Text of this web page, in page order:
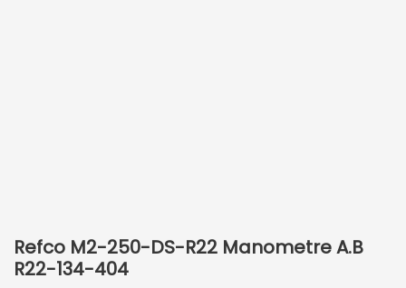
Refco M2-250-DS-R22 Manometre A.B
R22-134-404